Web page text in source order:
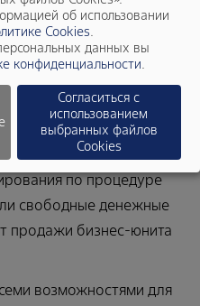
долларов, а также
судебных исков о
среды
бифенилами (ПХБ) и
приблизительно 820
по процедуре
свободные денежные
продажи бизнес-юнита
возможностями для
об использовании
Cookies.
данных вы
конфиденциальности.
Согласиться с
использованием
выбранных файлов
Cookies